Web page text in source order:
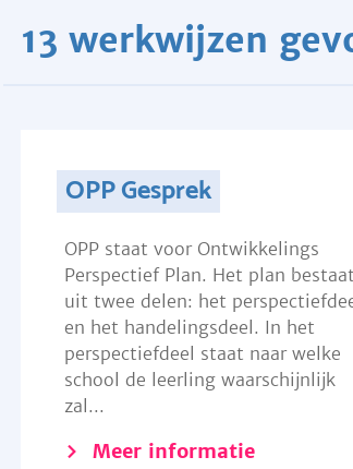
13 werkwijzen
OPP Gesprek
OPP staat voor Ontwikkelings
Perspectief Plan. Het plan bestaat
uit twee delen: het
en het handelingsdeel. In het
perspectiefdeel staat naar welke
school de leerling waarschijnlijk
zal...
Meer informatie